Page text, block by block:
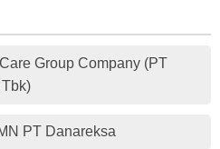
Group Company (PT
PT Danareksa